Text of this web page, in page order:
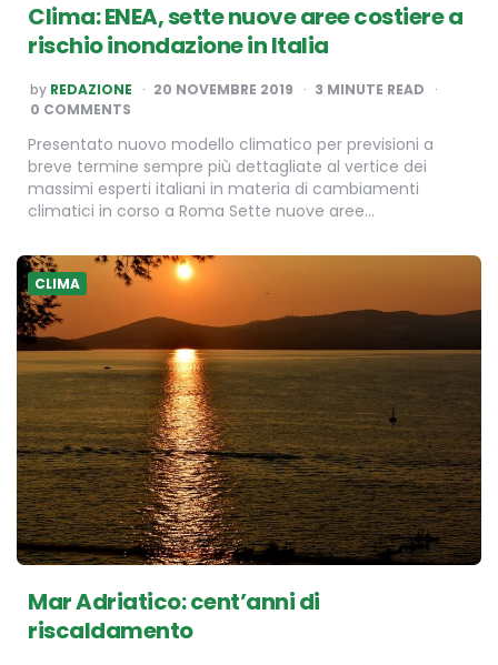
Clima: ENEA, sette nuove aree costiere a
rischio inondazione in Italia
POSTED
BY
by REDAZIONE 20 NOVEMBRE 2019 3 MINUTE READ
0 COMMENTS
Presentato nuovo modello climatico per previsioni a
breve termine sempre più dettagliate al vertice dei
massimi esperti italiani in materia di cambiamenti
climatici in corso a Roma Sette nuove aree…
CLIMA
Mar Adriatico: cent’anni di
riscaldamento